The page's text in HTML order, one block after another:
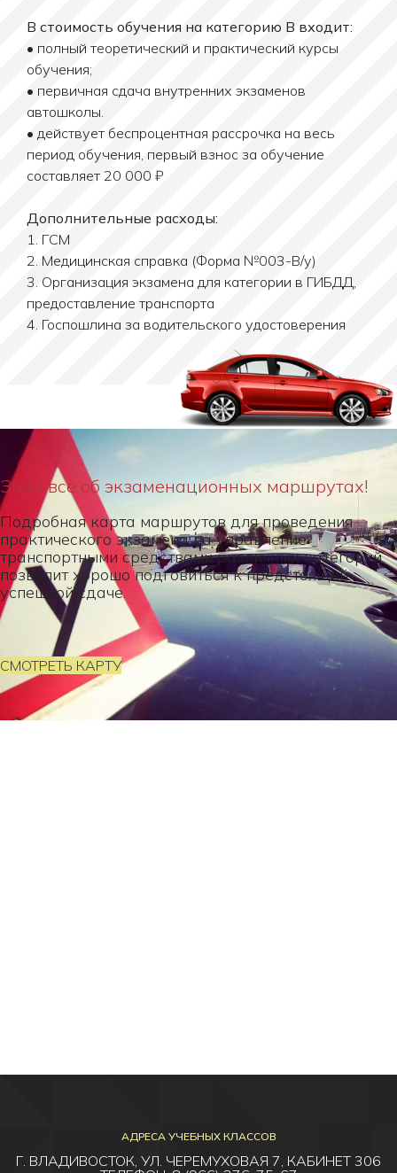
В стоимость обучения на категорию B входит:
• полный теоретический и практический курсы
обучения;
• первичная сдача внутренних экзаменов
автошколы.
• действует беспроцентная рассрочка на весь
период обучения, первый взнос за обучение
составляет 20 000 ₽
Дополнительные расходы:
1. ГСМ
2. Медицинская справка (Форма №003-В/у)
3. Организация экзамена для категории в ГИБДД,
предоставление транспорта
4. Госпошлина за водительского удостоверения
Знай всё об экзаменационных маршрутах!
Подробная карта маршрутов для проведения
практического экзамена на управление
транспортными средствами различных категорий
позволит хорошо подговиться к предстоящей
успешной сдаче.
СМОТРЕТЬ КАРТУ
АДРЕСА УЧЕБНЫХ КЛАССОВ
Г. ВЛАДИВОСТОК, УЛ. ЧЕРЕМУХОВАЯ 7, КАБИНЕТ 306